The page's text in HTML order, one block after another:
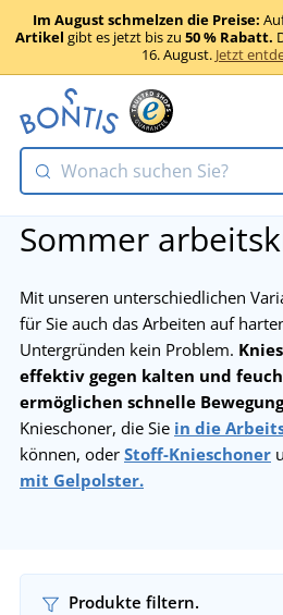
Im August schmelzen die Preise:
Artikel gibt es jetzt bis zu 50 % Rabatt.
16. August. Jetzt
Sommer
Mit unseren unterschiedlichen
für Sie auch das Arbeiten auf
Untergründen kein Problem.
effektiv gegen kalten und
ermöglichen schnelle
Knieschoner, die Sie in die
können, oder Stoff-Knieschoner
mit Gelpolster.
Produkte filtern.